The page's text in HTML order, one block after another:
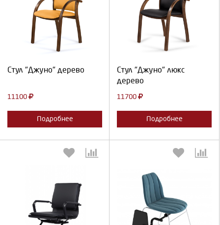
Стул "Джуно" дерево
11100
Подробнее
Выберите количество:
Стул "Джуно" люкс
дерево
11700
Подробнее
Выберите количество:
Выберите количество: Выберите количество: